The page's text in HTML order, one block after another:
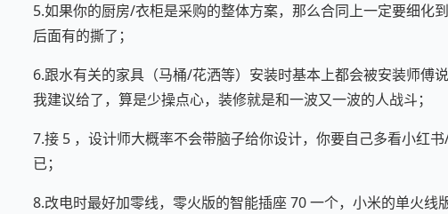
5.如果你的厨房/衣柜是采购的整体方案，那么合同上一定要细化
后面有的撕了；
6.跟水有关的家具（马桶/花洒等）安装时基本上都会被安装师傅
我建议给了，算是少操点心，装修就是和一波又一波的人战斗；
7.接 5 ，设计师大概率不会带脑子给你设计，你要自己多看小红
已；
8.改电时最好加零线，零火版的智能插座 70 一个，小米的单火线